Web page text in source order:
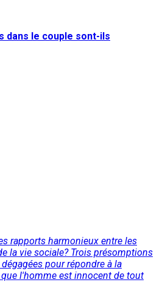
dans le couple sont-ils
rapports harmonieux entre les
la vie sociale? Trois présomptions
pour répondre à la
l'homme est innocent de tout